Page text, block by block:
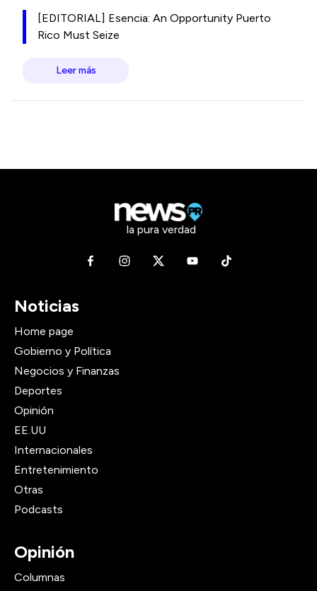
[EDITORIAL] Esencia: An Opportunity Puerto
Rico Must Seize
Leer más
la pura verdad
Noticias
Home page
Gobierno y Política
Negocios y Finanzas
Deportes
Opinión
EE.UU
Internacionales
Entretenimiento
Otras
Podcasts
Opinión
Columnas